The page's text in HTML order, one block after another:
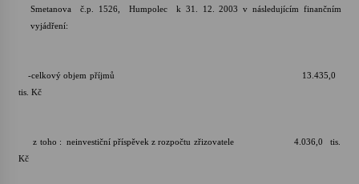
Smetanova č.p. 1526, Humpolec k 31. 12. 2003 v následujícím finančním
vyjádření:
-celkový objem příjmů 13.435,0
tis. Kč
z toho : neinvestiční příspěvek z rozpočtu zřizovatele 4.036,0 tis.
Kč